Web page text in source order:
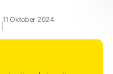
11 Oktober 2024